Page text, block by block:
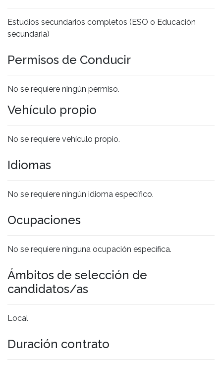
Estudios secundarios completos (ESO o Educación
secundaria)
Permisos de Conducir
No se requiere ningún permiso.
Vehículo propio
No se requiere vehículo propio.
Idiomas
No se requiere ningún idioma específico.
Ocupaciones
No se requiere ninguna ocupación específica.
Ámbitos de selección de
candidatos/as
Local
Duración contrato